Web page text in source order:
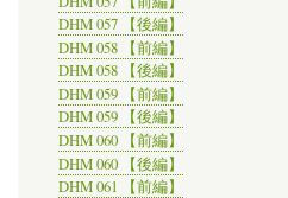
DHM 057 【後編】
DHM 058 【前編】
DHM 058 【後編】
DHM 059 【前編】
DHM 059 【後編】
DHM 060 【前編】
DHM 060 【後編】
DHM 061 【前編】